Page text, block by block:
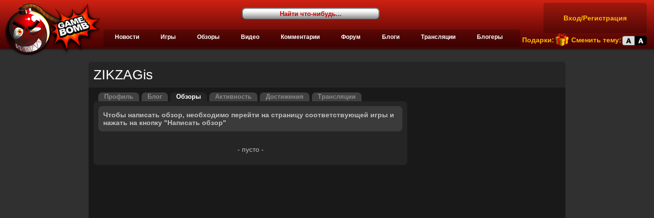
Вход/Регистрация
Подарки: Сменить тему:
Новости Игры Обзоры Видео Комментарии Форум Блоги Трансляции Блогеры
ZIKZAGis
Профиль Блог Обзоры Активность Достижения Трансляции
Чтобы написать обзор, необходимо перейти на страницу соответствующей игры и
нажать на кнопку "Написать обзор"
- пусто -